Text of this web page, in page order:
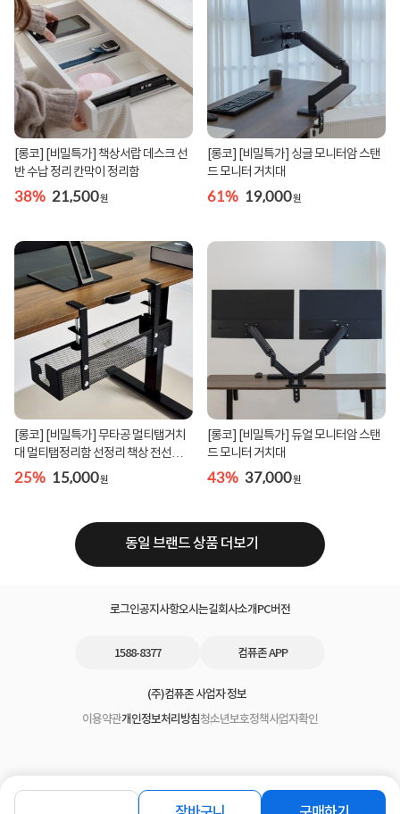
[롱코] [비밀특가] 책상서랍 데스크 선
반 수납 정리 칸막이 정리함
38% 21,500원
[롱코] [비밀특가] 싱글 모니터암 스탠
드 모니터 거치대
61% 19,000원
[롱코] [비밀특가] 무타공 멀티탭거치
대 멀티탭정리함 선정리 책상 전선정리
함
25% 15,000원
[롱코] [비밀특가] 듀얼 모니터암 스탠
드 모니터 거치대
43% 37,000원
동일 브랜드 상품 더보기
로그인공지사항오시는길회사소개PC버전
1588-8377 컴퓨존 APP
(주)컴퓨존 사업자 정보
이용약관개인정보처리방침청소년보호정책사업자확인